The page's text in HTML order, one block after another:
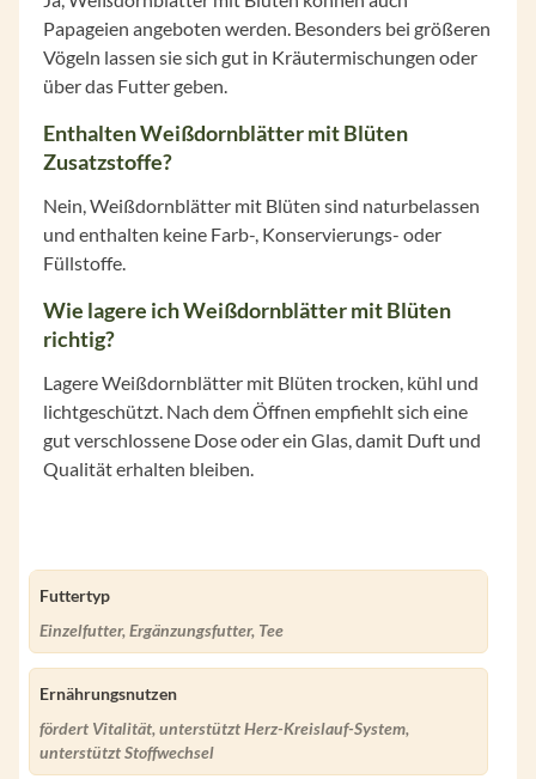
Papageien angeboten werden. Besonders bei größeren
Vögeln lassen sie sich gut in Kräutermischungen oder
über das Futter geben.
Enthalten Weißdornblätter mit Blüten
Zusatzstoffe?
Nein, Weißdornblätter mit Blüten sind naturbelassen
und enthalten keine Farb-, Konservierungs- oder
Füllstoffe.
Wie lagere ich Weißdornblätter mit Blüten
richtig?
Lagere Weißdornblätter mit Blüten trocken, kühl und
lichtgeschützt. Nach dem Öffnen empfiehlt sich eine
gut verschlossene Dose oder ein Glas, damit Duft und
Qualität erhalten bleiben.
Futtertyp
Einzelfutter, Ergänzungsfutter, Tee
Ernährungsnutzen
fördert Vitalität, unterstützt Herz-Kreislauf-System,
unterstützt Stoffwechsel